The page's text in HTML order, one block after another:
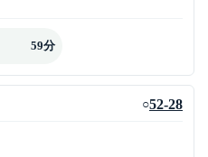
59分
○52-28